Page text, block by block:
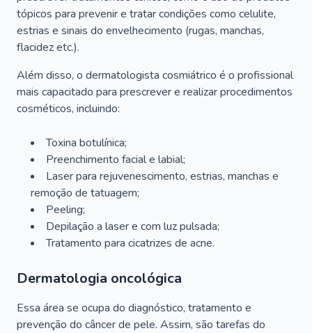
tópicos para prevenir e tratar condições como celulite,
estrias e sinais do envelhecimento (rugas, manchas,
flacidez etc.).
Além disso, o dermatologista cosmiátrico é o profissional
mais capacitado para prescrever e realizar procedimentos
cosméticos, incluindo:
Toxina botulínica;
Preenchimento facial e labial;
Laser para rejuvenescimento, estrias, manchas e
remoção de tatuagem;
Peeling;
Depilação a laser e com luz pulsada;
Tratamento para cicatrizes de acne.
Dermatologia oncológica
Essa área se ocupa do diagnóstico, tratamento e
prevenção do câncer de pele. Assim, são tarefas do